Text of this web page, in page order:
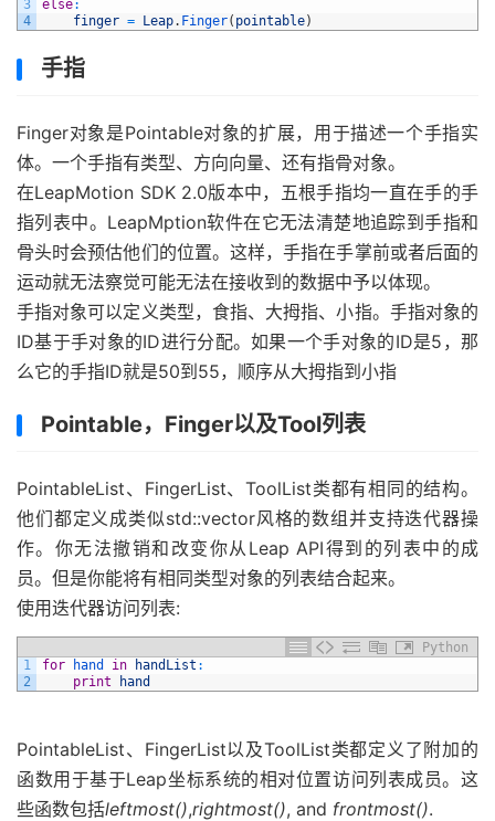
3
4
else:
finger = Leap. Finger( pointable)
手指
Finger对象是Pointable对象的扩展，用于描述一个手指实
体。一个手指有类型、方向向量、还有指骨对象。
在LeapMotion SDK 2.0版本中，五根手指均一直在手的手
指列表中。LeapMption软件在它无法清楚地追踪到手指和
骨头时会预估他们的位置。这样，手指在手掌前或者后面的
运动就无法察觉可能无法在接收到的数据中予以体现。
手指对象可以定义类型，食指、大拇指、小指。手指对象的
ID基于手对象的ID进行分配。如果一个手对象的ID是5，那
么它的手指ID就是50到55，顺序从大拇指到小指
Pointable，Finger以及Tool列表
PointableList、FingerList、ToolList类都有相同的结构。
他们都定义成类似std::vector风格的数组并支持迭代器操
作。你无法撤销和改变你从Leap API得到的列表中的成
员。但是你能将有相同类型对象的列表结合起来。
使用迭代器访问列表:
Python
1
2
for hand in handList :
print
hand
PointableList、FingerList以及ToolList类都定义了附加的
函数用于基于Leap坐标系统的相对位置访问列表成员。这
些函数包括leftmost(),rightmost(), and frontmost().